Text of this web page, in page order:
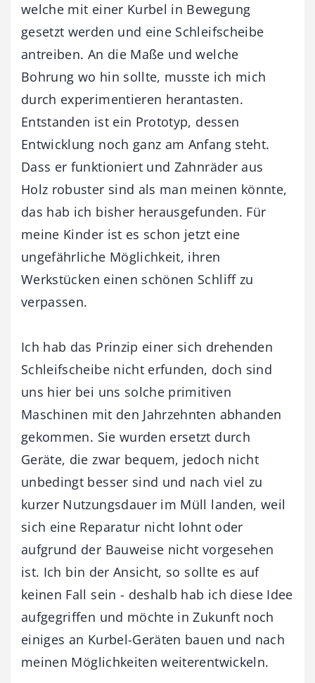
welche mit einer Kurbel in Bewegung
gesetzt werden und eine Schleifscheibe
antreiben. An die Maße und welche
Bohrung wo hin sollte, musste ich mich
durch experimentieren herantasten.
Entstanden ist ein Prototyp, dessen
Entwicklung noch ganz am Anfang steht.
Dass er funktioniert und Zahnräder aus
Holz robuster sind als man meinen könnte,
das hab ich bisher herausgefunden. Für
meine Kinder ist es schon jetzt eine
ungefährliche Möglichkeit, ihren
Werkstücken einen schönen Schliff zu
verpassen.
Ich hab das Prinzip einer sich drehenden
Schleifscheibe nicht erfunden, doch sind
uns hier bei uns solche primitiven
Maschinen mit den Jahrzehnten abhanden
gekommen. Sie wurden ersetzt durch
Geräte, die zwar bequem, jedoch nicht
unbedingt besser sind und nach viel zu
kurzer Nutzungsdauer im Müll landen, weil
sich eine Reparatur nicht lohnt oder
aufgrund der Bauweise nicht vorgesehen
ist. Ich bin der Ansicht, so sollte es auf
keinen Fall sein - deshalb hab ich diese Idee
aufgegriffen und möchte in Zukunft noch
einiges an Kurbel-Geräten bauen und nach
meinen Möglichkeiten weiterentwickeln.